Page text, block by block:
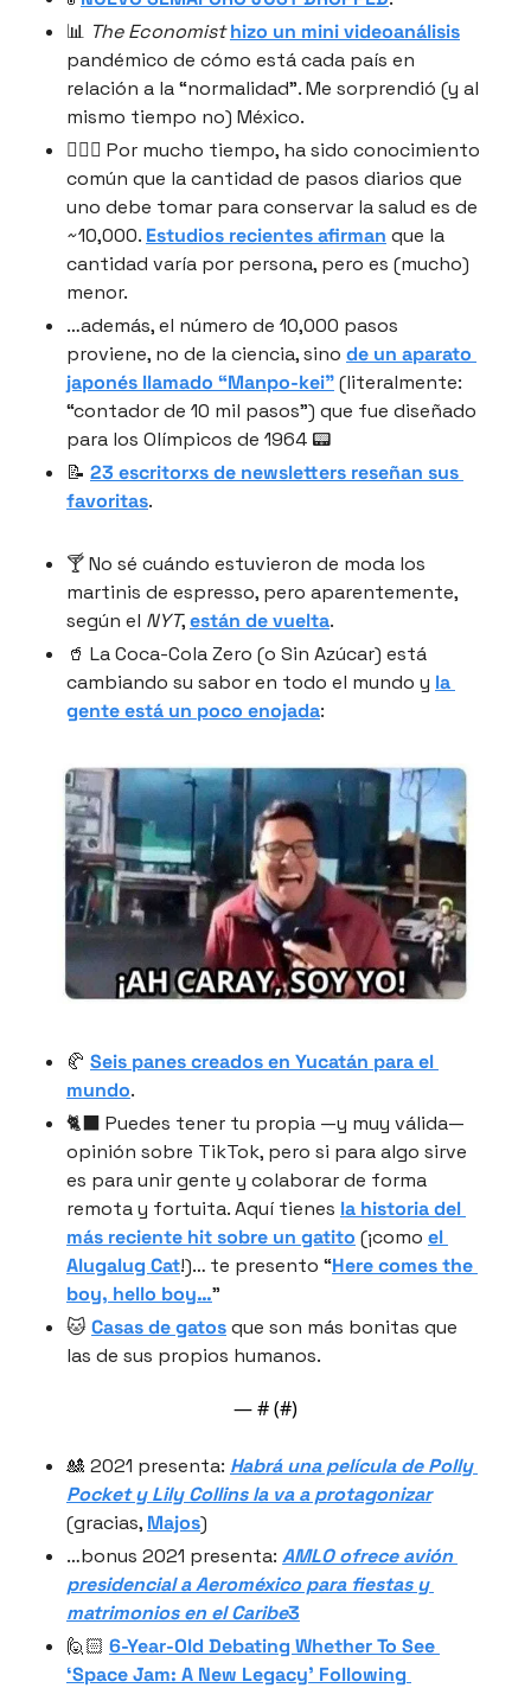
📊 The Economist hizo un mini videoanálisis
pandémico de cómo está cada país en
relación a la “normalidad”. Me sorprendió (y al
mismo tiempo no) México.
🚶🏻‍♂️ Por mucho tiempo, ha sido conocimiento
común que la cantidad de pasos diarios que
uno debe tomar para conservar la salud es de
~10,000. Estudios recientes afirman que la
cantidad varía por persona, pero es (mucho)
menor.
…además, el número de 10,000 pasos
proviene, no de la ciencia, sino de un aparato
japonés llamado “Manpo-kei” (literalmente:
“contador de 10 mil pasos”) que fue diseñado
para los Olímpicos de 1964 📟
📝 23 escritorxs de newsletters reseñan sus
favoritas.
🍸 No sé cuándo estuvieron de moda los
martinis de espresso, pero aparentemente,
según el NYT, están de vuelta.
🥤 La Coca-Cola Zero (o Sin Azúcar) está
cambiando su sabor en todo el mundo y la
gente está un poco enojada:
🥐 Seis panes creados en Yucatán para el
mundo.
🐈‍⬛ Puedes tener tu propia —y muy válida—
opinión sobre TikTok, pero si para algo sirve
es para unir gente y colaborar de forma
remota y fortuita. Aquí tienes la historia del
más reciente hit sobre un gatito (¡como el
Alugalug Cat!)… te presento “Here comes the
boy, hello boy…”
🐱 Casas de gatos que son más bonitas que
las de sus propios humanos.
— # (#)
🎎 2021 presenta: Habrá una película de Polly
Pocket y Lily Collins la va a protagonizar
(gracias, Majos)
…bonus 2021 presenta: AMLO ofrece avión
presidencial a Aeroméxico para fiestas y
matrimonios en el Caribe3
🙋🏻 6-Year-Old Debating Whether To See
‘Space Jam: A New Legacy’ Following